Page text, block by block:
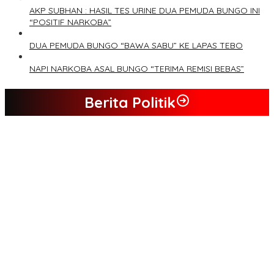
AKP SUBHAN : HASIL TES URINE DUA PEMUDA BUNGO INI
“POSITIF NARKOBA”
DUA PEMUDA BUNGO “BAWA SABU” KE LAPAS TEBO
NAPI NARKOBA ASAL BUNGO “TERIMA REMISI BEBAS”
Berita Politik